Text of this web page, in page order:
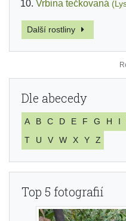
Vrbina tečkovaná
Další rostliny
Dle abecedy
A B C D E F G H I
T
U V W X Y Z
Top 5 fotografií